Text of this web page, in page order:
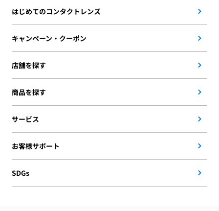
はじめてのコンタクトレンズ
キャンペーン・クーポン
店舗を探す
商品を探す
サービス
お客様サポート
SDGs